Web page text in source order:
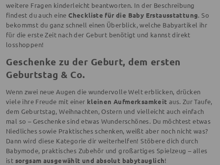
weitere Fragen kinderleicht beantworten. In der Beschreibung
findest du auch eineCheckliste für die Baby Erstausstattung. So
bekommst du ganz schnell einen Überblick, welche Babyartikel ihr
für die erste Zeit nach der Geburt benötigt und kannst direkt
losshoppen!
Geschenke zu der Geburt, dem ersten
Geburtstag & Co.
Wenn zwei neue Augen die wundervolle Welt erblicken, drücken
viele ihre Freude mit einer kleinen Aufmerksamkeit aus. Zur Taufe,
dem Geburtstag, Weihnachten, Ostern und vielleicht auch einfach
mal so – Geschenke sind etwas Wunderschönes. Du möchtest etwas
Niedliches sowie Praktisches schenken, weißt aber noch nicht was?
Dann wird diese Kategorie dir weiterhelfen! Stöbere dich durch
Babymode, praktisches Zubehör und großartiges Spielzeug – alles
ist sorgsam ausgewählt und absolut babytauglich!